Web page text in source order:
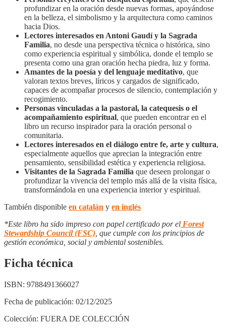
profundizar en la oración desde nuevas formas, apoyándose
en la belleza, el simbolismo y la arquitectura como caminos
hacia Dios.
Lectores interesados en Antoni Gaudí y la Sagrada
Familia, no desde una perspectiva técnica o histórica, sino
como experiencia espiritual y simbólica, donde el templo se
presenta como una gran oración hecha piedra, luz y forma.
Amantes de la poesía y del lenguaje meditativo, que
valoran textos breves, líricos y cargados de significado,
capaces de acompañar procesos de silencio, contemplación y
recogimiento.
Personas vinculadas a la pastoral, la catequesis o el
acompañamiento espiritual, que pueden encontrar en el
libro un recurso inspirador para la oración personal o
comunitaria.
Lectores interesados en el diálogo entre fe, arte y cultura,
especialmente aquellos que aprecian la integración entre
pensamiento, sensibilidad estética y experiencia religiosa.
Visitantes de la Sagrada Familia que deseen prolongar o
profundizar la vivencia del templo más allá de la visita física,
transformándola en una experiencia interior y espiritual.
También disponible en catalán y en inglés
*Este libro ha sido impreso con papel certificado por el Forest
Stewardship Council (FSC) , que cumple con los principios de
gestión económica, social y ambiental sostenibles.
Ficha técnica
ISBN: 9788491366027
Fecha de publicación: 02/12/2025
Colección: FUERA DE COLECCIÓN